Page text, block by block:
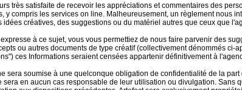
très satisfaite de recevoir les appréciations et commentaires des
y compris les services on line. Malheureusement, un règlement nous
idées créatives, des suggestions ou du matériel autres que ceux que
à ce sujet, vous vous permettiez de nous faire parvenir des
ou autres documents de type créatif (collectivement dénommés ci-
ces Informations seraient censées appartenir définitivement à
sera soumise à une quelconque obligation de confidentialité de la part
sera en aucun cas responsable de leur utilisation ou divulgation. Sans